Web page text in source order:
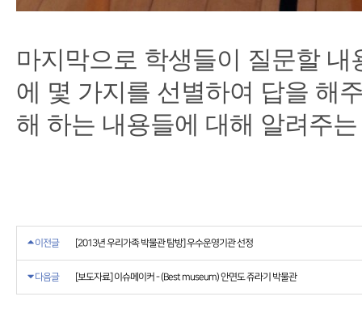
마지막으로 학생들이 질문할
에 몇 가지를 선별하여 답을 해
해 하는 내용들에 대해 알려주
이전글 [2013년 우리가족 박물관 탐방] 우수운영기관 선정
다음글 [보도자료] 이슈메이커 - (Best museum) 안면도 쥬라기 박물관